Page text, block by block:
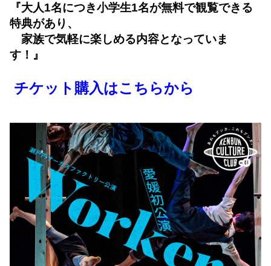
『大人1名につき小学生1名が無料で観覧できる
特典があり、
家族で気軽に楽しめる内容となっていま
す！』
チケット購入はこちらから